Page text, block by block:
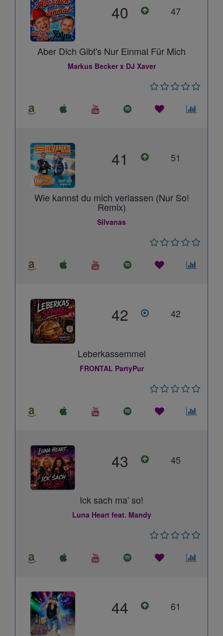
40 47
Aber Dich Gibt's Nur Einmal Für Mich
Markus Becker x DJ Xaver
41 51
Wie kannst du mich verlassen (Nur So!
Remix)
Silvanas
42 42
Leberkassemmel
FRONTAL PartyPur
43 45
Ick sach ma' so!
Luna Heart feat. Mandy
44 61